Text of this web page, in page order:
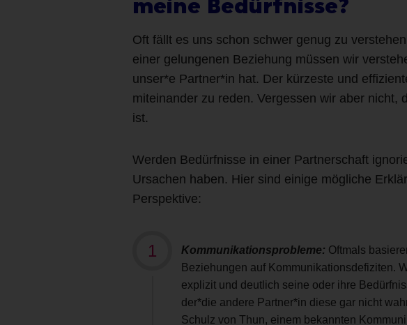
Oft fällt es uns schon schwer genug zu
einer gelungenen Beziehung müssen wir
unser*e Partner*in hat. Der kürzeste und
miteinander zu reden. Vergessen wir aber nicht,
ist.
Werden Bedürfnisse in einer Partnerschaft
Ursachen haben. Hier sind einige mögliche
Perspektive:
Kommunikationsprobleme: Oftmals
Beziehungen auf Kommunikationsdefiziten.
explizit und deutlich seine oder ihre
der*die andere Partner*in diese gar nicht
Schulz von Thun, einem bekannten